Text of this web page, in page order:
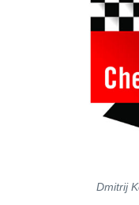
Dmitrij